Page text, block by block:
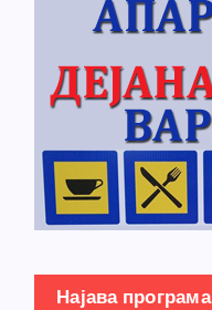
Најава програма